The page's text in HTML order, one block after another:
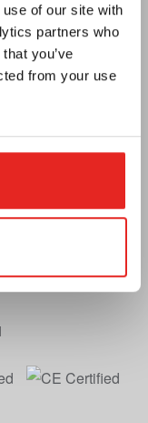
of our site with
partners who
you’ve
from your use